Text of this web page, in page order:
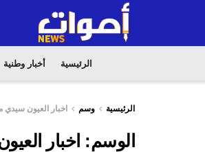
الرئيسية أخبار وطنية
الرئيسية وسم اخبار العيون سيدي
الوسم: اخبار